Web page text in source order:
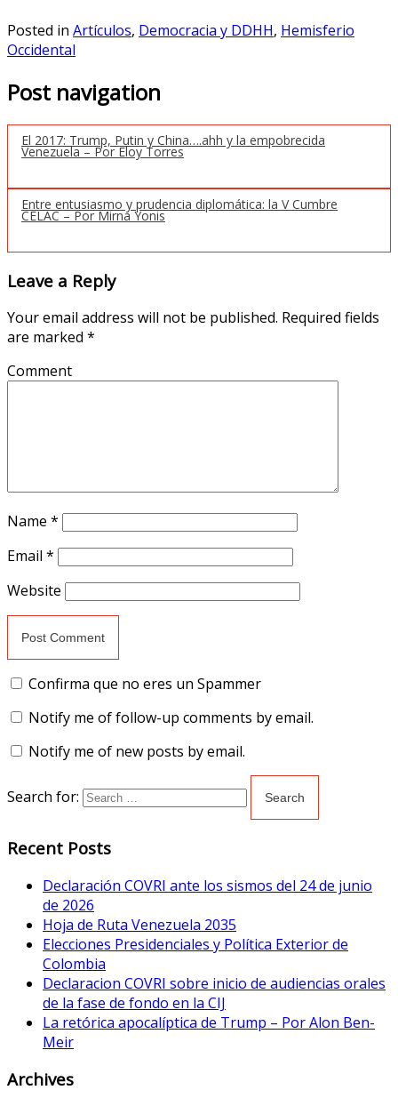
Posted in Artículos, Democracia y DDHH, Hemisferio
Occidental
Post navigation
El 2017: Trump, Putin y China….ahh y la empobrecida
Venezuela – Por Eloy Torres
Entre entusiasmo y prudencia diplomática: la V Cumbre
CELAC – Por Mirna Yonis
Leave a Reply
Your email address will not be published. Required fields
are marked *
Comment
Name *
Email *
Website
Confirma que no eres un Spammer
Notify me of follow-up comments by email.
Notify me of new posts by email.
Search for:
Recent Posts
Declaración COVRI ante los sismos del 24 de junio
de 2026
Hoja de Ruta Venezuela 2035
Elecciones Presidenciales y Política Exterior de
Colombia
Declaracion COVRI sobre inicio de audiencias orales
de la fase de fondo en la CIJ
La retórica apocalíptica de Trump – Por Alon Ben-
Meir
Archives